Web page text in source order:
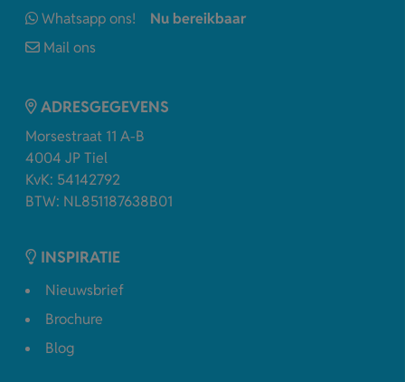
Whatsapp ons!
Nu bereikbaar
Mail ons
ADRESGEGEVENS
Morsestraat 11 A-B
4004 JP Tiel
KvK: 54142792
BTW: NL851187638B01
INSPIRATIE
Nieuwsbrief
Brochure
Blog